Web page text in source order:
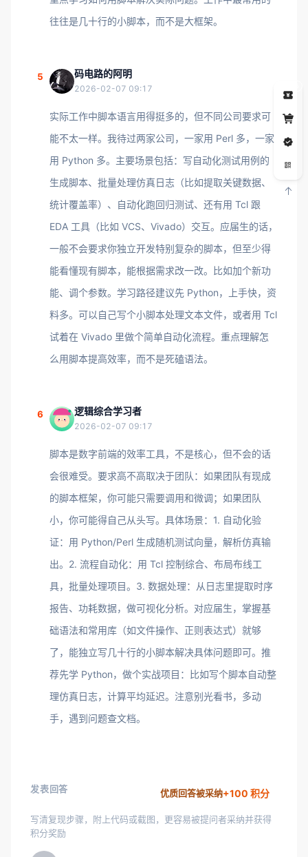
往往是几十行的小脚本，而不是大框架。
5 码电路的阿明
2026-02-07 09:17
实际工作中脚本语言用得挺多的，但不同公司要求可
能不太一样。我待过两家公司，一家用 Perl 多，一家
用 Python 多。主要场景包括：写自动化测试用例的
生成脚本、批量处理仿真日志（比如提取关键数据、
统计覆盖率）、自动化跑回归测试、还有用 Tcl 跟
EDA 工具（比如 VCS、Vivado）交互。应届生的话，
一般不会要求你独立开发特别复杂的脚本，但至少得
能看懂现有脚本，能根据需求改一改。比如加个新功
能、调个参数。学习路径建议先 Python，上手快，资
料多。可以自己写个小脚本处理文本文件，或者用 Tcl
试着在 Vivado 里做个简单自动化流程。重点理解怎
么用脚本提高效率，而不是死磕语法。
6 逻辑综合学习者
2026-02-07 09:17
脚本是数字前端的效率工具，不是核心，但不会的话
会很难受。要求高不高取决于团队：如果团队有现成
的脚本框架，你可能只需要调用和微调；如果团队
小，你可能得自己从头写。具体场景：1. 自动化验
证：用 Python/Perl 生成随机测试向量，解析仿真输
出。2. 流程自动化：用 Tcl 控制综合、布局布线工
具，批量处理项目。3. 数据处理：从日志里提取时序
报告、功耗数据，做可视化分析。对应届生，掌握基
础语法和常用库（如文件操作、正则表达式）就够
了，能独立写几十行的小脚本解决具体问题即可。推
荐先学 Python，做个实战项目：比如写个脚本自动整
理仿真日志，计算平均延迟。注意别光看书，多动
手，遇到问题查文档。
发表回答 优质回答被采纳+100 积分
写清复现步骤，附上代码或截图，更容易被提问者采纳并获得
积分奖励